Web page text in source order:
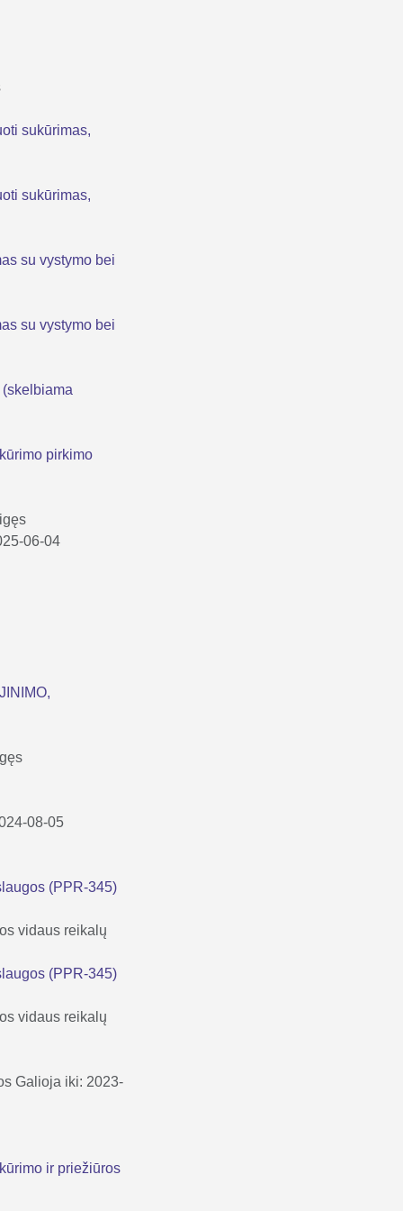
sukūrimas,
sukūrimas,
su vystymo bei
su vystymo bei
pirkimo
06-04
08-05
(PPR-345)
vidaus reikalų
(PPR-345)
vidaus reikalų
Galioja iki: 2023-
ir priežiūros